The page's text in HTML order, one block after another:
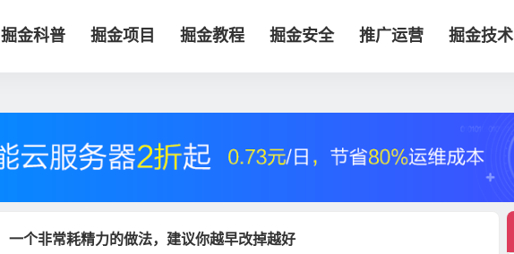
掘金科普 掘金项目 掘金教程 掘金安全 推广运营 掘金技术
一个非常耗精力的做法，建议你越早改掉越好